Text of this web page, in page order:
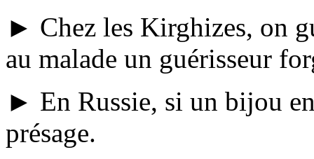
► Chez les Kirghizes, on
au malade un guérisseur
► En Russie, si un bijou
présage.